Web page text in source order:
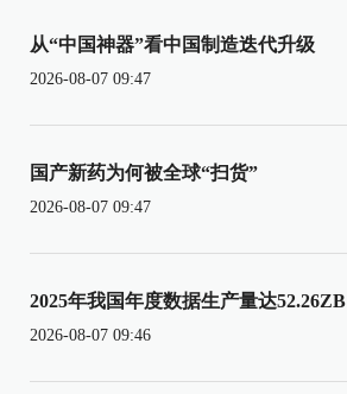
从“中国神器”看中国制造迭代升级
2026-08-07 09:47
国产新药为何被全球“扫货”
2026-08-07 09:47
2025年我国年度数据生产量达52.26ZB
2026-08-07 09:46